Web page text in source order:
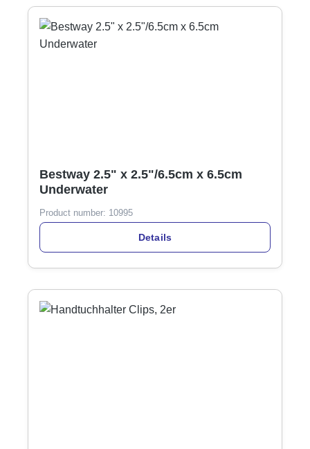
Bestway 2.5" x 2.5"/6.5cm x 6.5cm
Underwater
Product number: 10995
Details